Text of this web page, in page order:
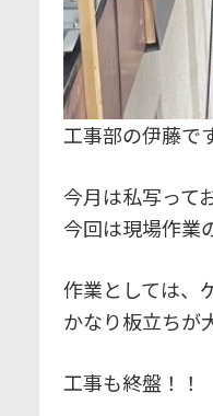
工事部の伊藤で
今月は私写って
今回は現場作業
作業としては、
かなり板立ちが
工事も終盤！！